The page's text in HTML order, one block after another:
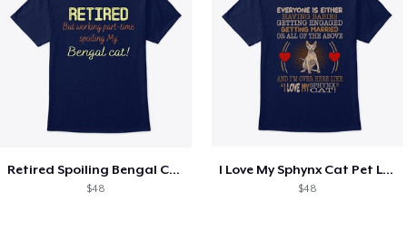
Retired Spoiling Bengal Cat
$48
I Love My Sphynx Cat Pet Lovers
$48